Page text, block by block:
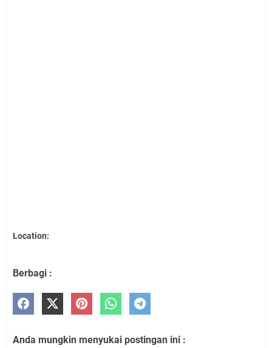
Location:
Berbagi :
Anda mungkin menyukai postingan ini :